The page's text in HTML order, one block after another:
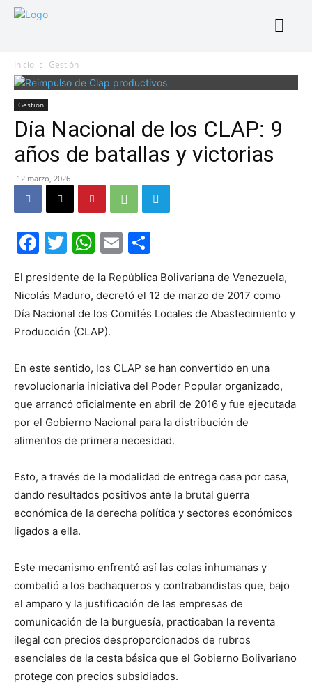
Inicio Gestión
Gestión
Día Nacional de los CLAP: 9
años de batallas y victorias
12 marzo, 2026
Facebook
Twitter
WhatsApp
Email
El presidente de la República Bolivariana de Venezuela,
Nicolás Maduro, decretó el 12 de marzo de 2017 como
Día Nacional de los Comités Locales de Abastecimiento y
Producción (CLAP).
En este sentido, los CLAP se han convertido en una
revolucionaria iniciativa del Poder Popular organizado,
que arrancó oficialmente en abril de 2016 y fue ejecutada
por el Gobierno Nacional para la distribución de
alimentos de primera necesidad.
Esto, a través de la modalidad de entrega casa por casa,
dando resultados positivos ante la brutal guerra
económica de la derecha política y sectores económicos
ligados a ella.
Este mecanismo enfrentó así las colas inhumanas y
combatió a los bachaqueros y contrabandistas que, bajo
el amparo y la justificación de las empresas de
comunicación de la burguesía, practicaban la reventa
ilegal con precios desproporcionados de rubros
esenciales de la cesta básica que el Gobierno Bolivariano
protege con precios subsidiados.